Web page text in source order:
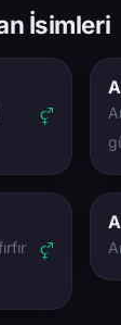
İsimleri